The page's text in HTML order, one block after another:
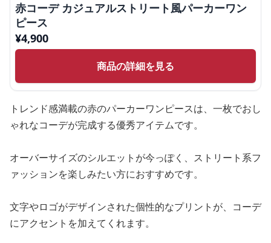
赤コーデ カジュアルストリート風パーカーワン
ピース
¥4,900
商品の詳細を見る
トレンド感満載の赤のパーカーワンピースは、一枚でおし
ゃれなコーデが完成する優秀アイテムです。
オーバーサイズのシルエットが今っぽく、ストリート系フ
ァッションを楽しみたい方におすすめです。
文字やロゴがデザインされた個性的なプリントが、コーデ
にアクセントを加えてくれます。